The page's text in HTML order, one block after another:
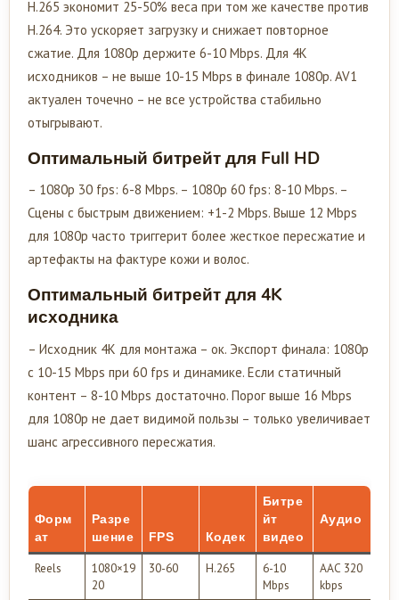
H.265 экономит 25-50% веса при том же качестве против
H.264. Это ускоряет загрузку и снижает повторное
сжатие. Для 1080p держите 6-10 Mbps. Для 4K
исходников – не выше 10-15 Mbps в финале 1080p. AV1
актуален точечно – не все устройства стабильно
отыгрывают.
Оптимальный битрейт для Full HD
– 1080p 30 fps: 6-8 Mbps. – 1080p 60 fps: 8-10 Mbps. –
Сцены с быстрым движением: +1-2 Mbps. Выше 12 Mbps
для 1080p часто триггерит более жесткое пересжатие и
артефакты на фактуре кожи и волос.
Оптимальный битрейт для 4K
исходника
– Исходник 4K для монтажа – ок. Экспорт финала: 1080p
с 10-15 Mbps при 60 fps и динамике. Если статичный
контент – 8-10 Mbps достаточно. Порог выше 16 Mbps
для 1080p не дает видимой пользы – только увеличивает
шанс агрессивного пересжатия.
Форм
ат
Разре
шение
FPS Кодек
Битре
йт
видео
Аудио
Reels
1080×19
20
30-60 H.265
6-10
Mbps
AAC 320
kbps